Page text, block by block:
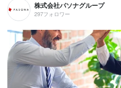
株式会社パソナグループ
297フォロワー